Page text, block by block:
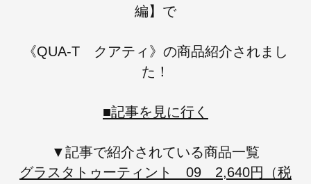
編】で
《QUA-T クアティ》の商品紹介されまし
た！
■記事を見に行く
▼記事で紹介されている商品一覧
グラスタトゥーティント 09 2,640円（税